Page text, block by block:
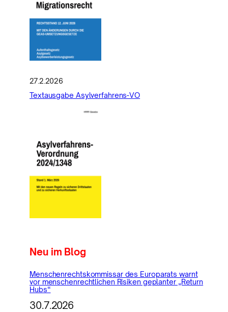
27.2.2026
Textausgabe Asylverfahrens-VO
Neu im Blog
Menschenrechtskommissar des Europarats warnt
vor menschenrechtlichen Risiken geplanter „Return
Hubs“
30.7.2026